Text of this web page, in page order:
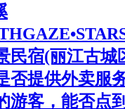
民宿(丽江古城
否提供外卖服
游客，能否点